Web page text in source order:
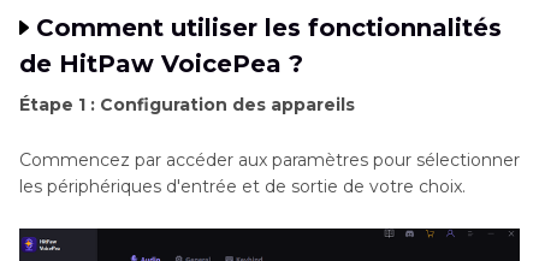
Comment utiliser les fonctionnalités
de HitPaw VoicePea ?
Étape 1 : Configuration des appareils
Commencez par accéder aux paramètres pour sélectionner
les périphériques d'entrée et de sortie de votre choix.